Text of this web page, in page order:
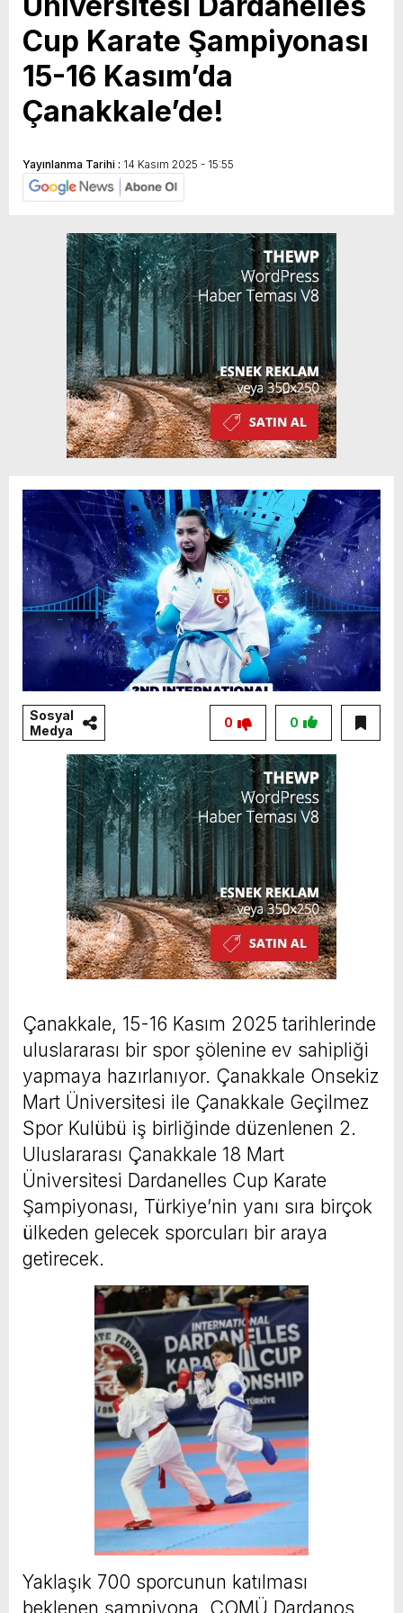
Cup Karate Şampiyonası
15-16 Kasım’da
Çanakkale’de!
Yayınlanma Tarihi : 14 Kasım 2025 - 15:55
Sosyal
Medya
0
0
Çanakkale, 15-16 Kasım 2025 tarihlerinde
uluslararası bir spor şölenine ev sahipliği
yapmaya hazırlanıyor. Çanakkale Onsekiz
Mart Üniversitesi ile Çanakkale Geçilmez
Spor Kulübü iş birliğinde düzenlenen 2.
Uluslararası Çanakkale 18 Mart
Üniversitesi Dardanelles Cup Karate
Şampiyonası, Türkiye’nin yanı sıra birçok
ülkeden gelecek sporcuları bir araya
getirecek.
Yaklaşık 700 sporcunun katılması
beklenen şampiyona, ÇOMÜ Dardanos